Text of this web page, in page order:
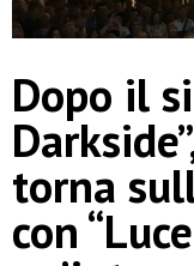
Dopo il
torna
con